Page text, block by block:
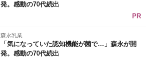
発。感動の70代続出
PR
森永乳業
「気になっていた認知機能が菌で…」森永が開
発。感動の70代続出